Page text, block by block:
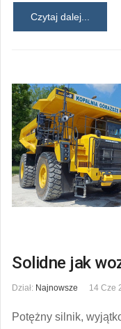
Czytaj dalej...
Solidne jak
Dział: Najnowsze 14 Cze
Potężny silnik,